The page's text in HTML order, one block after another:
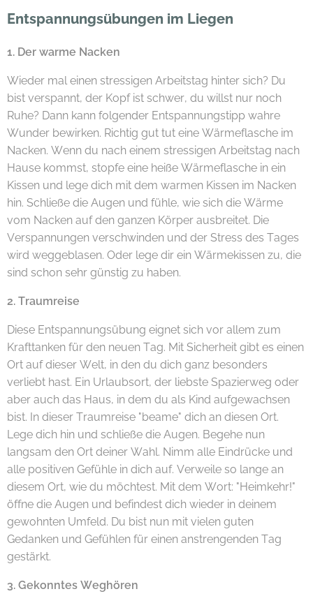
Entspannungsübungen im Liegen
1. Der warme Nacken
Wieder mal einen stressigen Arbeitstag hinter sich? Du
bist verspannt, der Kopf ist schwer, du willst nur noch
Ruhe? Dann kann folgender Entspannungstipp wahre
Wunder bewirken. Richtig gut tut eine Wärmeflasche im
Nacken. Wenn du nach einem stressigen Arbeitstag nach
Hause kommst, stopfe eine heiße Wärmeflasche in ein
Kissen und lege dich mit dem warmen Kissen im Nacken
hin. Schließe die Augen und fühle, wie sich die Wärme
vom Nacken auf den ganzen Körper ausbreitet. Die
Verspannungen verschwinden und der Stress des Tages
wird weggeblasen. Oder lege dir ein Wärmekissen zu, die
sind schon sehr günstig zu haben.
2. Traumreise
Diese Entspannungsübung eignet sich vor allem zum
Krafttanken für den neuen Tag. Mit Sicherheit gibt es einen
Ort auf dieser Welt, in den du dich ganz besonders
verliebt hast. Ein Urlaubsort, der liebste Spazierweg oder
aber auch das Haus, in dem du als Kind aufgewachsen
bist. In dieser Traumreise "beame" dich an diesen Ort.
Lege dich hin und schließe die Augen. Begehe nun
langsam den Ort deiner Wahl. Nimm alle Eindrücke und
alle positiven Gefühle in dich auf. Verweile so lange an
diesem Ort, wie du möchtest. Mit dem Wort: "Heimkehr!"
öffne die Augen und befindest dich wieder in deinem
gewohnten Umfeld. Du bist nun mit vielen guten
Gedanken und Gefühlen für einen anstrengenden Tag
gestärkt.
3. Gekonntes Weghören